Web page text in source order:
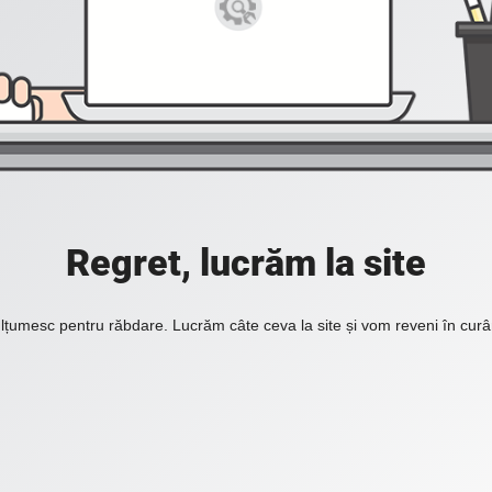
Regret, lucrăm la site
pentru răbdare. Lucrăm câte ceva la site și vom reveni în